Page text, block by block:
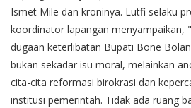
Ismet Mile dan kroninya. Lutfi selaku
koordinator lapangan menyampaikan,
dugaan keterlibatan Bupati Bone
bukan sekadar isu moral, melainkan
cita-cita reformasi birokrasi dan
institusi pemerintah. Tidak ada ruang